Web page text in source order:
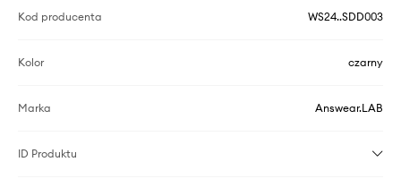
Kod producenta WS24..SDD003
Kolor czarny
Marka Answear.LAB
ID Produktu